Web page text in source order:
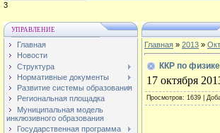
1
УПРАВЛЕНИЕ
Главная
Новости
Структура
Нормативные документы
Развитие системы образования
Региональная площадка
Муниципальная модель
инклюзивного образования
Государственная программа
Главная » 2013 »
ККР по физике
17 октября
Просмотров: 1639 |